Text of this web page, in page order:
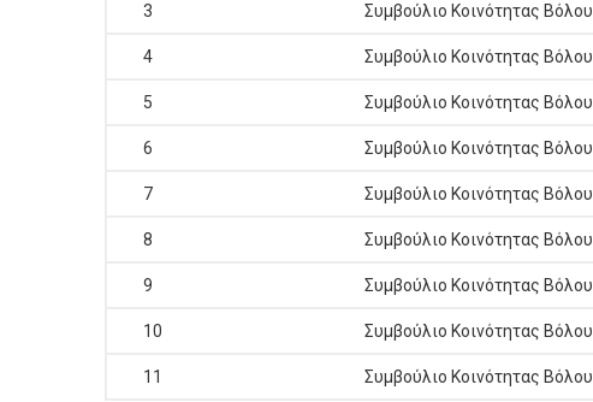
3 Συμβούλιο Κοινότητας Βόλου
4 Συμβούλιο Κοινότητας Βόλου
5 Συμβούλιο Κοινότητας Βόλου
6 Συμβούλιο Κοινότητας Βόλου
7 Συμβούλιο Κοινότητας Βόλου
8 Συμβούλιο Κοινότητας Βόλου
9 Συμβούλιο Κοινότητας Βόλου
10 Συμβούλιο Κοινότητας Βόλου
11 Συμβούλιο Κοινότητας Βόλου